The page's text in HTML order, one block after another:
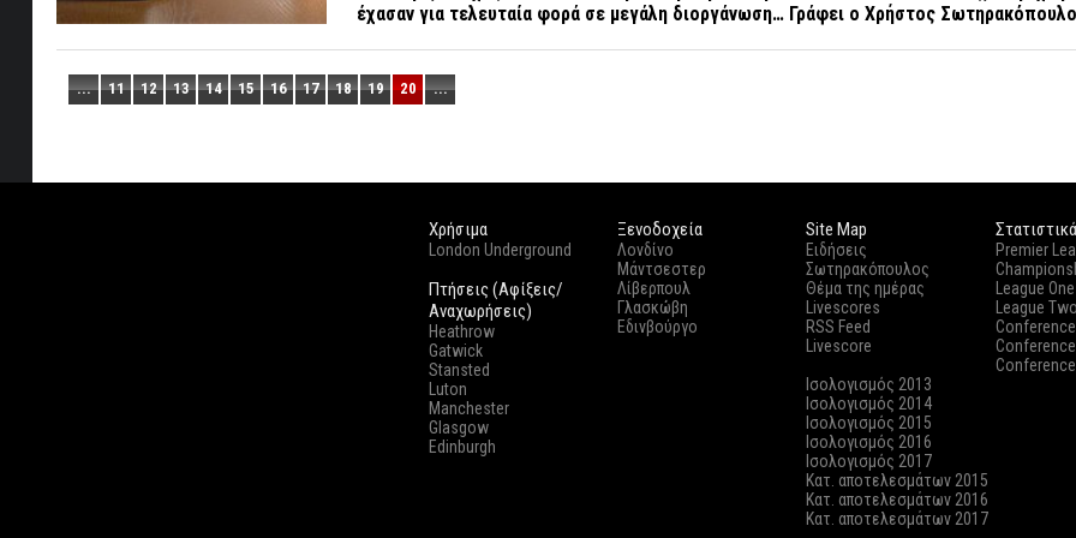
έχασαν για τελευταία φορά σε μεγάλη διοργάνωση… Γράφει ο Χρήστος
... 11 12 13 14 15 16 17 18 19 20 ...
Χρήσιμα
London Underground
Πτήσεις (Αφίξεις/
Αναχωρήσεις)
Heathrow
Gatwick
Stansted
Luton
Manchester
Glasgow
Edinburgh
Ξενοδοχεία
Λονδίνο
Μάντσεστερ
Λίβερπουλ
Γλασκώβη
Εδινβούργο
Site Map
Ειδήσεις
Σωτηρακόπουλος
Θέμα της ημέρας
Livescores
RSS Feed
Livescore
Ισολογισμός 2013
Ισολογισμός 2014
Ισολογισμός 2015
Ισολογισμός 2016
Ισολογισμός 2017
Κατ. αποτελεσμάτων 2015
Κατ. αποτελεσμάτων 2016
Κατ. αποτελεσμάτων 2017
Στατιστικά
Premier
League One
League Two
Conference